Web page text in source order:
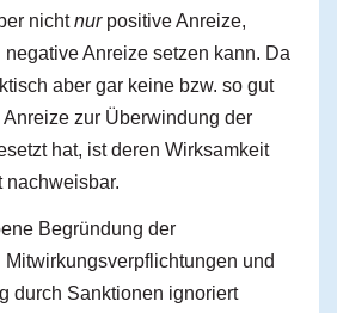
nichtnurpositive Anreize,
Anreize setzen kann. Da
aber gar keine bzw. so gut
zur Überwindung der
hat, ist deren Wirksamkeit
nachweisbar.
Begründung der
und
durch Sanktionen ignoriert